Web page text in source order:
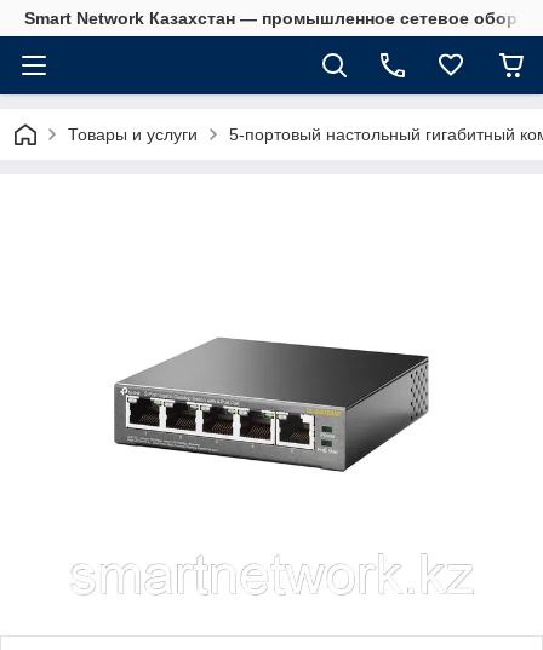
Smart Network Казахстан — промышленное сетевое
Товары и услуги 5-портовый настольный гигабитный